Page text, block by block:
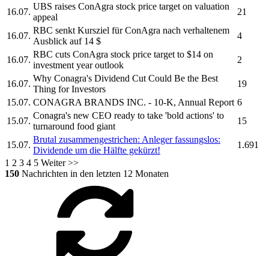
16.07.
UBS raises ConAgra stock price target on valuation
appeal
21
16.07.
RBC senkt Kursziel fürConAgra nach verhaltenem
Ausblick auf 14 $
4
16.07.
RBC cuts ConAgra stock price target to $14 on
investment year outlook
2
16.07.
Why Conagra's Dividend Cut Could Be the Best
Thing for Investors
19
15.07. CONAGRA BRANDS INC. - 10-K, Annual Report 6
15.07.
Conagra's new CEO ready to take 'bold actions' to
turnaround food giant
15
15.07.
Brutal zusammengestrichen: Anleger fassungslos:
Dividende um die Hälfte gekürzt!
1.691
1 2 3 4 5 Weiter >>
150 Nachrichten in den letzten 12 Monaten